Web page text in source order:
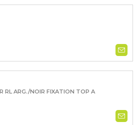
RL ARG./NOIR FIXATION TOP A